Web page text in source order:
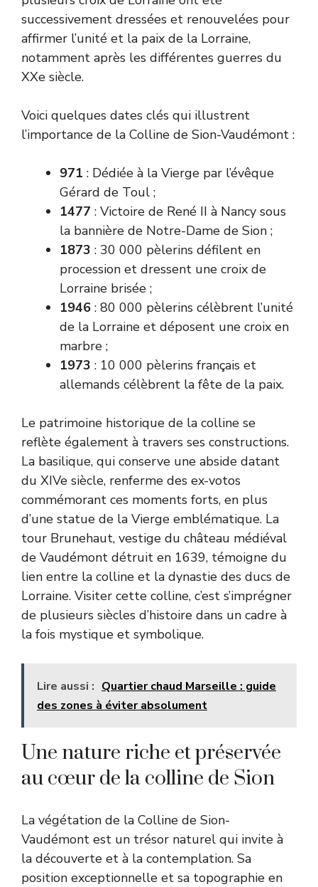
successivement dressées et renouvelées pour
affirmer l’unité et la paix de la Lorraine,
notamment après les différentes guerres du
XXe siècle.
Voici quelques dates clés qui illustrent
l’importance de la Colline de Sion-Vaudémont :
971 : Dédiée à la Vierge par l’évêque
Gérard de Toul ;
1477 : Victoire de René II à Nancy sous
la bannière de Notre-Dame de Sion ;
1873 : 30 000 pèlerins défilent en
procession et dressent une croix de
Lorraine brisée ;
1946 : 80 000 pèlerins célèbrent l’unité
de la Lorraine et déposent une croix en
marbre ;
1973 : 10 000 pèlerins français et
allemands célèbrent la fête de la paix.
Le patrimoine historique de la colline se
reflète également à travers ses constructions.
La basilique, qui conserve une abside datant
du XIVe siècle, renferme des ex-votos
commémorant ces moments forts, en plus
d’une statue de la Vierge emblématique. La
tour Brunehaut, vestige du château médiéval
de Vaudémont détruit en 1639, témoigne du
lien entre la colline et la dynastie des ducs de
Lorraine. Visiter cette colline, c’est s’imprégner
de plusieurs siècles d’histoire dans un cadre à
la fois mystique et symbolique.
Lire aussi : Quartier chaud Marseille : guide
des zones à éviter absolument
Une nature riche et préservée
au cœur de la colline de Sion
La végétation de la Colline de Sion-
Vaudémont est un trésor naturel qui invite à
la découverte et à la contemplation. Sa
position exceptionnelle et sa topographie en